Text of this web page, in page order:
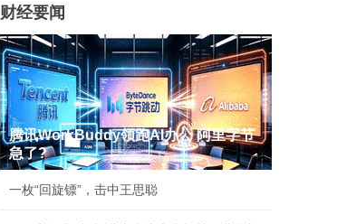
财经要闻
腾讯WorkBuddy领跑AI办公 阿里字节
急了?
一枚“回旋镖”，击中王思聪